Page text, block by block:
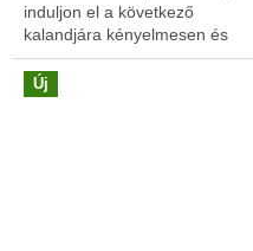
induljon el a következő
kalandjára kényelmesen és
stílusosan!
Új